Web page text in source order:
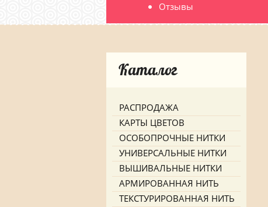
Отзывы
Каталог
РАСПРОДАЖА
КАРТЫ ЦВЕТОВ
ОСОБОПРОЧНЫЕ НИТКИ
УНИВЕРСАЛЬНЫЕ НИТКИ
ВЫШИВАЛЬНЫЕ НИТКИ
АРМИРОВАННАЯ НИТЬ
ТЕКСТУРИРОВАННАЯ НИТЬ